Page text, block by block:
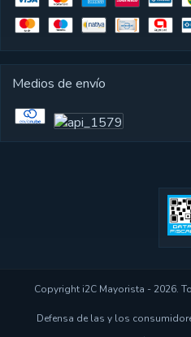
Medios de envío
Copyright i2C Mayorista - 2026.
Defensa de las y los